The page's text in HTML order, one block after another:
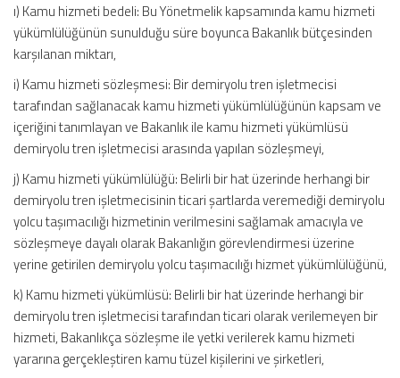
ı) Kamu hizmeti bedeli: Bu Yönetmelik kapsamında kamu hizmeti
yükümlülüğünün sunulduğu süre boyunca Bakanlık bütçesinden
karşılanan miktarı,
i) Kamu hizmeti sözleşmesi: Bir demiryolu tren işletmecisi
tarafından sağlanacak kamu hizmeti yükümlülüğünün kapsam ve
içeriğini tanımlayan ve Bakanlık ile kamu hizmeti yükümlüsü
demiryolu tren işletmecisi arasında yapılan sözleşmeyi,
j) Kamu hizmeti yükümlülüğü: Belirli bir hat üzerinde herhangi bir
demiryolu tren işletmecisinin ticari şartlarda veremediği demiryolu
yolcu taşımacılığı hizmetinin verilmesini sağlamak amacıyla ve
sözleşmeye dayalı olarak Bakanlığın görevlendirmesi üzerine
yerine getirilen demiryolu yolcu taşımacılığı hizmet yükümlülüğünü,
k) Kamu hizmeti yükümlüsü: Belirli bir hat üzerinde herhangi bir
demiryolu tren işletmecisi tarafından ticari olarak verilemeyen bir
hizmeti, Bakanlıkça sözleşme ile yetki verilerek kamu hizmeti
yararına gerçekleştiren kamu tüzel kişilerini ve şirketleri,